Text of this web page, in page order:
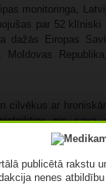
monitoringa,
par 52
dažās Eiropas
cilvēkus ar
pie sava
19 var saņemt
publicētā rakstu
nenes